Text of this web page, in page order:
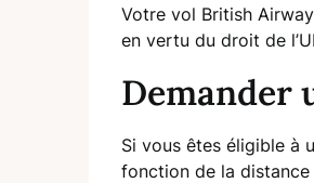
Votre vol British
en vertu du droit de
Demander
Si vous êtes éligible à
fonction de la